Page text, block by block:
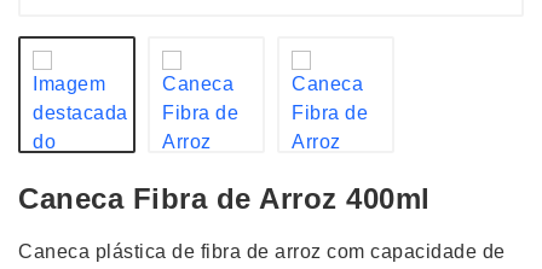
Caneca Fibra de Arroz 400ml
Caneca plástica de fibra de arroz com capacidade de